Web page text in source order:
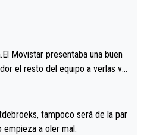
Movistar presentaba una buen
el resto del equipo a verlas ve
de Enric Más en San Seb
sigue la mejoría, podríamos ten
tampoco será de la par
empieza a oler mal.